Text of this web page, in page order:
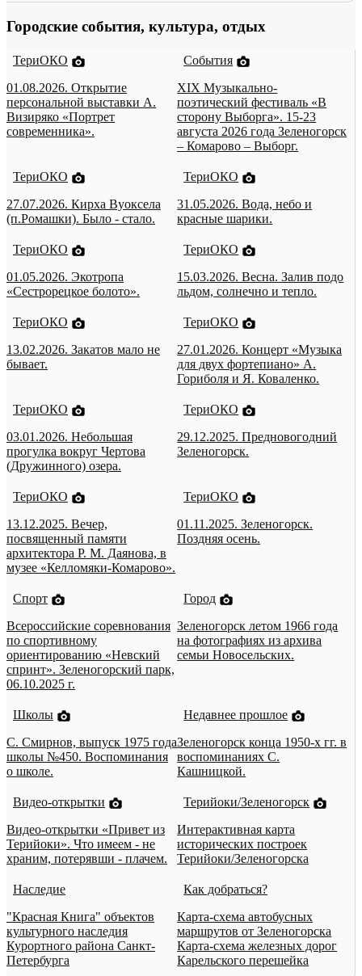
Городские события, культура, отдых
ТериОКО
01.08.2026. Открытие
персональной выставки А.
Визиряко «Портрет
современника».
События
XIX Музыкально-
поэтический фестиваль «В
сторону Выборга». 15-23
августа 2026 года Зеленогорск
– Комарово – Выборг.
ТериОКО
27.07.2026. Кирха Вуоксела
(п.Ромашки). Было - стало.
ТериОКО
31.05.2026. Вода, небо и
красные шарики.
ТериОКО
01.05.2026. Экотропа
«Сестрорецкое болото».
ТериОКО
15.03.2026. Весна. Залив подо
льдом, солнечно и тепло.
ТериОКО
13.02.2026. Закатов мало не
бывает.
ТериОКО
27.01.2026. Концерт «Музыка
для двух фортепиано» А.
Гориболя и Я. Коваленко.
ТериОКО
03.01.2026. Небольшая
прогулка вокруг Чертова
(Дружинного) озера.
ТериОКО
29.12.2025. Предновогодний
Зеленогорск.
ТериОКО
13.12.2025. Вечер,
посвященный памяти
архитектора Р. М. Даянова, в
музее «Келломяки-Комарово».
ТериОКО
01.11.2025. Зеленогорск.
Поздняя осень.
Спорт
Всероссийские соревнования
по спортивному
ориентированию «Невский
спринт». Зеленогорский парк,
06.10.2025 г.
Город
Зеленогорск летом 1966 года
на фотографиях из архива
семьи Новосельских.
Школы
С. Смирнов, выпуск 1975 года
школы №450. Воспоминания
о школе.
Недавнее прошлое
Зеленогорск конца 1950-х гг. в
воспоминаниях С.
Кашницкой.
Видео-открытки
Видео-открытки «Привет из
Терийоки». Что имеем - не
храним, потерявши - плачем.
Терийоки/Зеленогорск
Интерактивная карта
исторических построек
Терийоки/Зеленогорска
Наследие
"Красная Книга" объектов
культурного наследия
Курортного района Санкт-
Петербурга
Как добраться?
Карта-схема автобусных
маршрутов от Зеленогорска
Карта-схема железных дорог
Карельского перешейка